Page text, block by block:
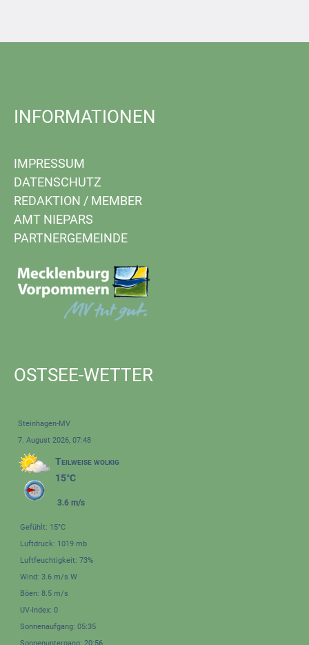
INFORMATIONEN
IMPRESSUM
DATENSCHUTZ
REDAKTION / MEMBER
AMT NIEPARS
PARTNERGEMEINDE
OSTSEE-WETTER
Steinhagen-MV
7. August 2026, 07:48
Teilweise wolkig
15°C
3.6 m/s
Gefühlt: 15°C
Luftdruck: 1019 mb
Luftfeuchtigkeit: 73%
Wind: 3.6 m/s W
Böen: 8.5 m/s
UV-Index: 0
Sonnenaufgang: 05:35